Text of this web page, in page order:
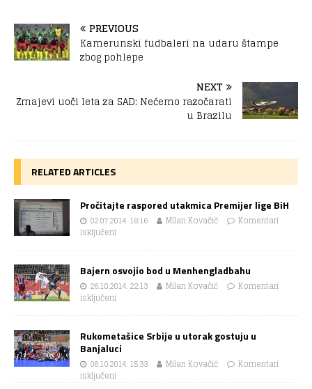
PREVIOUS
Kamerunski fudbaleri na udaru štampe
zbog pohlepe
NEXT
Zmajevi uoči leta za SAD: Nećemo razočarati
u Brazilu
RELATED ARTICLES
Pročitajte raspored utakmica Premijer lige BiH
02.07.2014. 16:16 Milan Kovačić
Komentari
isključeni
Bajern osvojio bod u Menhengladbahu
26.10.2014. 22:13 Milan Kovačić
Komentari
isključeni
Rukometašice Srbije u utorak gostuju u
Banjaluci
06.10.2014. 15:33 Milan Kovačić
Komentari
isključeni